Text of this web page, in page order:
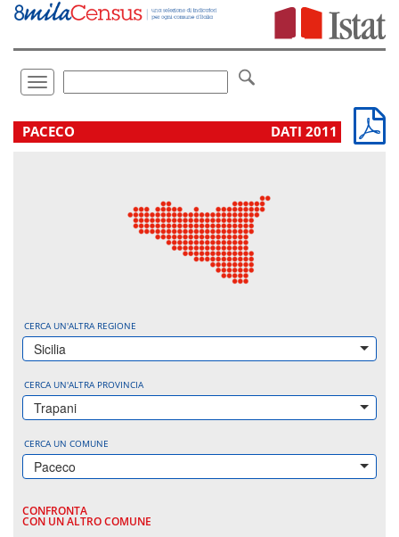
Vai
direttamente
Toggle
navigation
.
PACECO DATI 2011
CERCA UN'ALTRA REGIONE
Sicilia
CERCA UN'ALTRA PROVINCIA
Trapani
CERCA UN COMUNE
Paceco
CONFRONTA
CON UN ALTRO COMUNE